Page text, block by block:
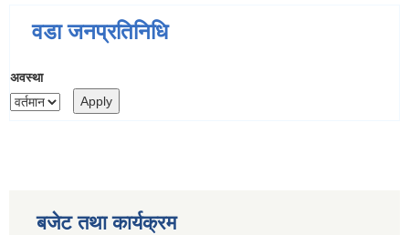
वडा जनप्रतिनिधि
अवस्था
बजेट तथा कार्यक्रम